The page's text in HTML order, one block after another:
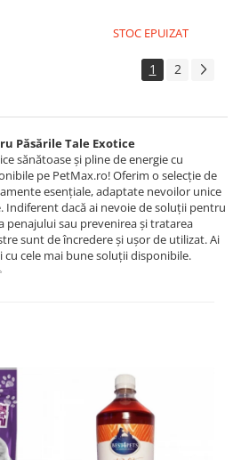
STOC EPUIZAT
1 2
Păsările Tale Exotice
sănătoase și pline de energie cu
pe PetMax.ro! Oferim o selecție de
esențiale, adaptate nevoilor unice
Indiferent dacă ai nevoie de soluții pentru
sau prevenirea și tratarea
sunt de încredere și ușor de utilizat. Ai
cele mai bune soluții disponibile.